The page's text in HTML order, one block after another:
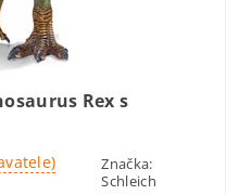
Rex s
Značka:
Schleich